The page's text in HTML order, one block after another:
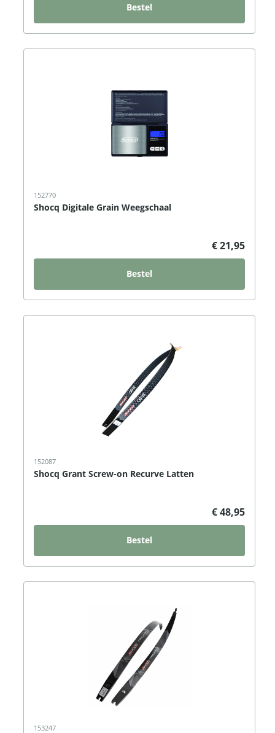
Bestel
152770
Shocq Digitale Grain Weegschaal
€ 21,95
Bestel
152087
Shocq Grant Screw-on Recurve Latten
€ 48,95
Bestel
153247